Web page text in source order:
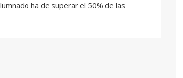
ha de superar el 50% de las